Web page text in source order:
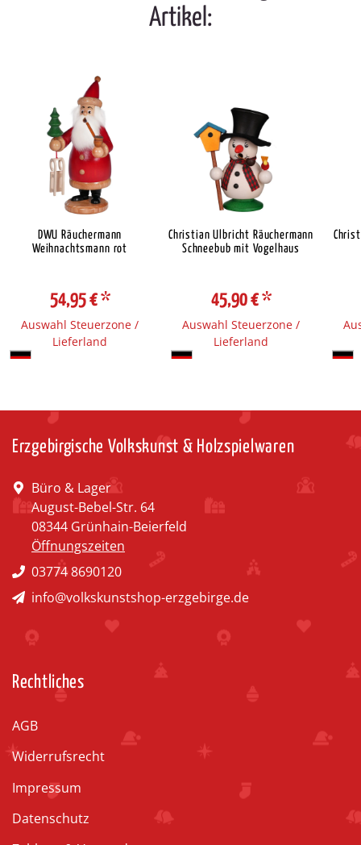
Artikel:
DWU Räuchermann
Weihnachtsmann rot
54,95 €*
Auswahl Steuerzone /
Lieferland
Christian Ulbricht Räuchermann
Schneebub mit Vogelhaus
45,90 €*
Auswahl Steuerzone /
Lieferland
Erzgebirgische Volkskunst & Holzspielwaren
Büro & Lager
August-Bebel-Str. 64
08344 Grünhain-Beierfeld
Öffnungszeiten
03774 8690120
info@volkskunstshop-erzgebirge.de
Rechtliches
AGB
Widerrufsrecht
Impressum
Datenschutz